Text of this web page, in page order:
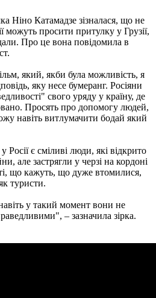
Ніно Катамадзе зізналася, що не
можуть просити притулку у Грузії,
Про це вона повідомила в
який, якби була можливість, я
яку несе бумеранг. Росіяни
свого уряду у країну, де
Просять про допомогу людей,
навіть витлумачити бодай який
є сміливі люди, які відкрито
але застрягли у черзі на кордоні
що кажуть, що дуже втомилися,
туристи.
у такий момент вони не
– зазначила зірка.